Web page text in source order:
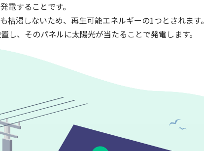
電することです。
枯渇しないため、再生可能エネルギーの1つとされます。
し、そのパネルに太陽光が当たることで発電します。